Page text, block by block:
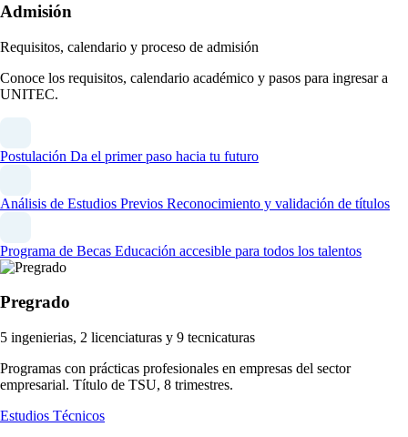
Admisión
Requisitos, calendario y proceso de admisión
Conoce los requisitos, calendario académico y pasos para ingresar a
UNITEC.
Postulación Da el primer paso hacia tu futuro
Análisis de Estudios Previos Reconocimiento y validación de títulos
Programa de Becas Educación accesible para todos los talentos
Pregrado
5 ingenierias, 2 licenciaturas y 9 tecnicaturas
Programas con prácticas profesionales en empresas del sector
empresarial. Título de TSU, 8 trimestres.
Estudios Técnicos